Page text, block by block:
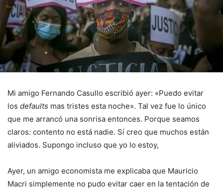
Mi amigo Fernando Casullo escribió ayer: «Puedo evitar
los defaults mas tristes esta noche». Tal vez fue lo único
que me arrancó una sonrisa entonces. Porque seamos
claros: contento no está nadie. Sí creo que muchos están
aliviados. Supongo incluso que yo lo estoy,
Ayer, un amigo economista me explicaba que Mauricio
Macri simplemente no pudo evitar caer en la tentación de